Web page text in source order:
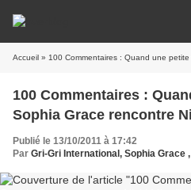
Accueil » 100 Commentaires : Quand une
100 Commentaires :
Sophia Grace rencontre
Publié le 13/10/2011 à 17:42
Par Gri-Gri International, Sophia Grace